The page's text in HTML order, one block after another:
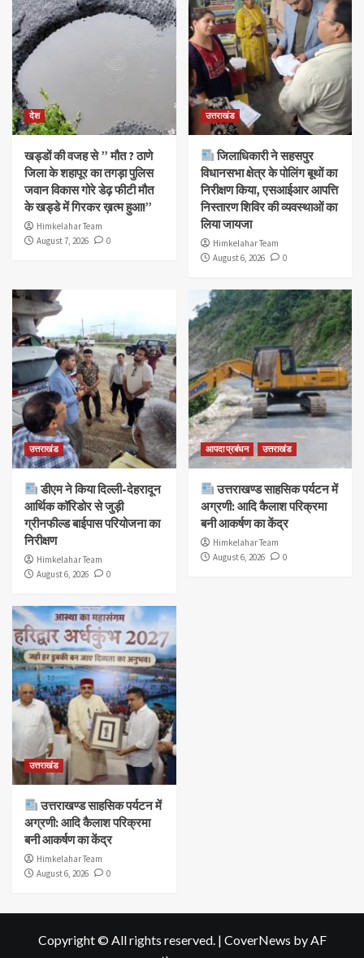
देश
खड्डों की वजह से ” मौत ? ठाणे
जिला के शहापूर का तगड़ा पुलिस
जवान विकास गोरे डेढ़ फीटी मौत
के खड्डे में गिरकर ख़त्म हुआ!”
Himkelahar Team
August 7, 2026
0
उत्तराखंड
जिलाधिकारी ने सहसपुर
विधानसभा क्षेत्र के पोलिंग बूथों का
निरीक्षण किया, एसआईआर आपत्ति
निस्तारण शिविर की व्यवस्थाओं का
लिया जायजा
Himkelahar Team
August 6, 2026
0
उत्तराखंड
डीएम ने किया दिल्ली-देहरादून
आर्थिक कॉरिडोर से जुड़ी
ग्रीनफील्ड बाईपास परियोजना का
निरीक्षण
Himkelahar Team
August 6, 2026
0
आपदा प्रबंधन उत्तराखंड
उत्तराखण्ड साहसिक पर्यटन में
अग्रणी: आदि कैलाश परिक्रमा
बनी आकर्षण का केंद्र
Himkelahar Team
August 6, 2026
0
उत्तराखंड
उत्तराखण्ड साहसिक पर्यटन में
अग्रणी: आदि कैलाश परिक्रमा
बनी आकर्षण का केंद्र
Himkelahar Team
August 6, 2026
0
Copyright © All rights reserved. | CoverNews by AF